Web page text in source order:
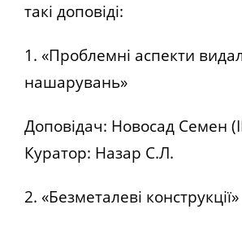
такі доповіді:
1. «Проблемні аспекти
нашарувань»
Доповідач: Новосад Семен
Куратор: Назар С.Л.
2. «Безметалеві конструкції»